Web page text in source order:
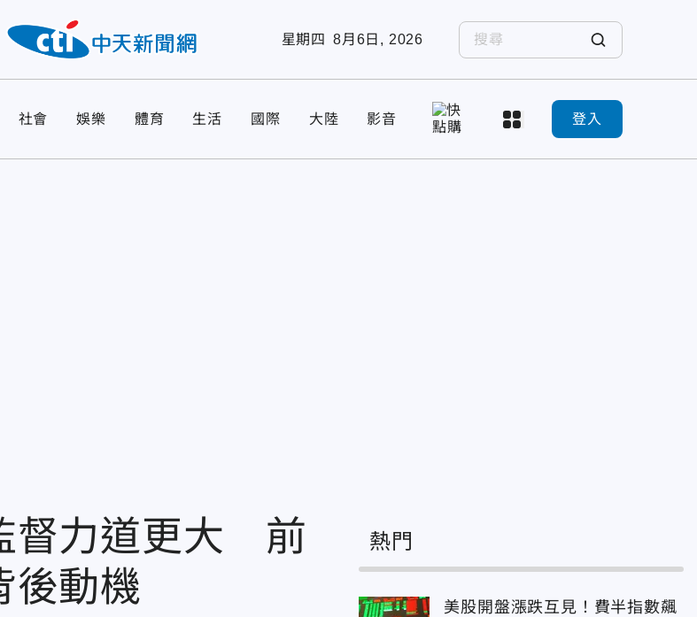
星期四 8月6日, 2026
社會 娛樂 體育 生活 國際 大陸 影音 登入
督力道更大 前
後動機
熱門
美股開盤漲跌互見！費半指數飆